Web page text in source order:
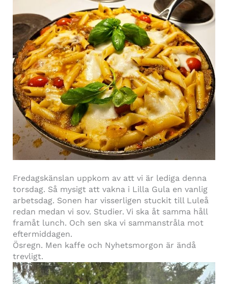
Fredagskänslan uppkom av att vi är lediga denna
torsdag. Så mysigt att vakna i Lilla Gula en vanlig
arbetsdag. Sonen har visserligen stuckit till Luleå
redan medan vi sov. Studier. Vi ska åt samma håll
framåt lunch. Och sen ska vi sammanstråla mot
eftermiddagen.
Ösregn. Men kaffe och Nyhetsmorgon är ändå
trevligt.